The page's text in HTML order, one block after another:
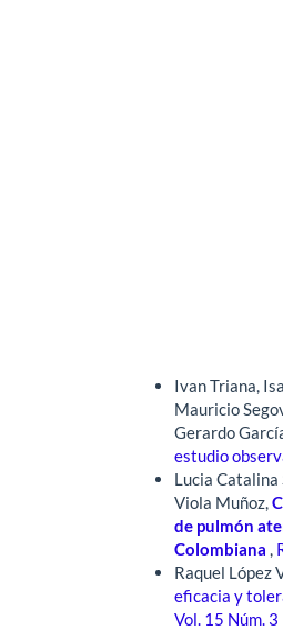
Ivan Triana,
Mauricio
Gerardo
estudio
Lucia Catalina
Viola Muñoz,
de pulmón
Colombiana ,
Raquel López
eficacia y
Vol. 15 Núm.